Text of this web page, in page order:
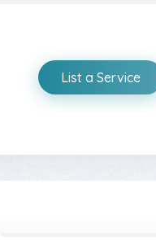
List a Service